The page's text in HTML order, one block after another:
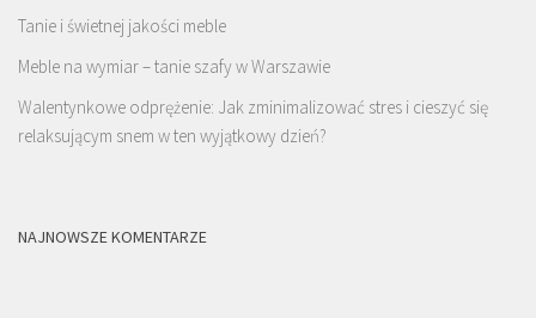
Tanie i świetnej jakości meble
Meble na wymiar – tanie szafy w Warszawie
Walentynkowe odprężenie: Jak zminimalizować stres i cieszyć się
relaksującym snem w ten wyjątkowy dzień?
NAJNOWSZE KOMENTARZE